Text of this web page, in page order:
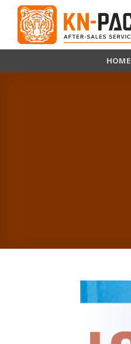
เนื้อหา
HOME